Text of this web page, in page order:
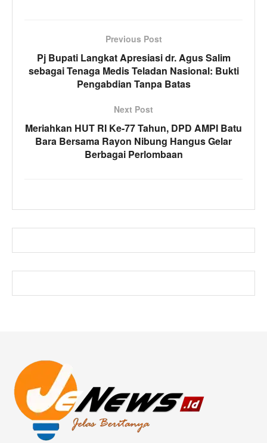
Previous Post
Pj Bupati Langkat Apresiasi dr. Agus Salim
sebagai Tenaga Medis Teladan Nasional: Bukti
Pengabdian Tanpa Batas
Next Post
Meriahkan HUT RI Ke-77 Tahun, DPD AMPI Batu
Bara Bersama Rayon Nibung Hangus Gelar
Berbagai Perlombaan